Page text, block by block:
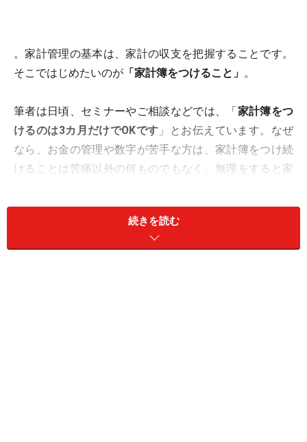
。家計管理の基本は、家計の収支を把握することです。
そこではじめたいのが 「家計簿をつけること」 。
筆者は日頃、セミナーやご相談などでは、「家計簿をつ
けるのは3カ月 だけでOKです 」とお伝えています。なぜ
なら、お金の管理や数字が苦手な方は、家計簿をつけ続
けることは苦痛以外の何ものでもなく、無理をすると家
す。それを防ぐために、まずは3カ月だけつけてみて、
お金の流れを把握することからはじめることを伝えてい
ます。
続きを読む